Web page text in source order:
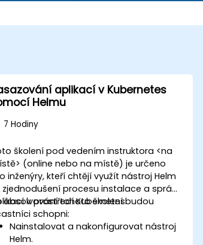
aplikací v Kubernetes
Helmu
7 Hodiny
školení pod vedením instruktora <na
(online nebo na místě) je určeno
inženýry, kteří chtějí využít nástroj Helm
zjednodušení procesu instalace a správy
v prostředí Kubernetes.
absolvování tohoto školení budou
schopni:
Nainstalovat a nakonfigurovat nástroj
Helm.